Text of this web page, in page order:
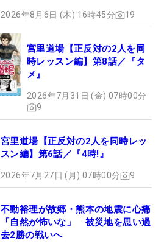
2026年8月6日 (木) 16時45分 19
宮里道場【正反対の2人を同
時レッスン編】第8話／『タ
メ』
2026年7月31日 (金) 07時00分
9
宮里道場【正反対の2人を同時レッ
スン編】第6話／『4時!』
2026年7月27日 (月) 07時00分 9
不動裕理が故郷・熊本の地震に心痛
「自然が怖いな」 被災地を思い過
去2勝の戦いへ